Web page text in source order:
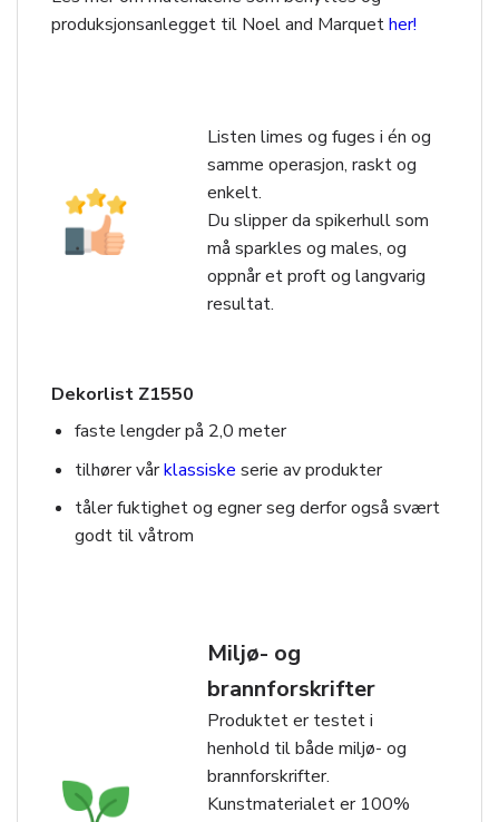
produksjonsanlegget til Noel and Marquether!
Listen limes og fuges i én og
samme operasjon, raskt og
enkelt.
Du slipper da spikerhull som
må sparkles og males, og
oppnår et proft og langvarig
resultat.
Dekorlist Z1550
faste lengder på 2,0 meter
tilhører vårklassiske serie av produkter
tåler fuktighet og egner seg derfor også svært
godt til våtrom
Miljø- og
brannforskrifter
Produktet er testet i
henhold til både miljø- og
brannforskrifter.
Kunstmaterialet er 100%